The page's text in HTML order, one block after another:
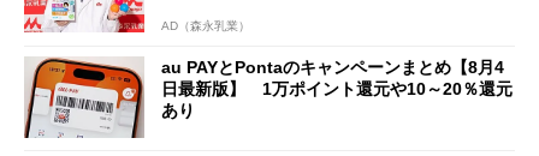
AD（森永乳業）
au PAYとPontaのキャンペーンまとめ【8月4
日最新版】 1万ポイント還元や10～20％還元
あり